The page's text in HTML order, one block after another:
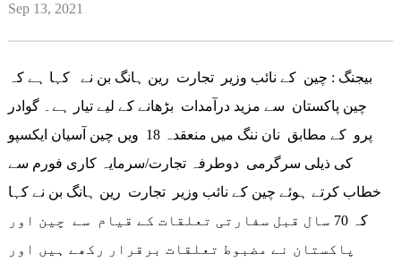
Sep 13, 2021
بیجنگ : چین کے نائب وزیر تجارت رین ہانگ بن نے کہا ہے کہ
چین پاکستان سے مزید درآمدات بڑھانے کے لیے تیار ہے۔ گوادر
پرو کے مطابق نان ننگ میں منعقدہ 18 ویں چین آسیان ایکسپو
کی ذیلی سرگرمی دوطرفہ تجارت/سرمایہ کاری فورم سے
خطاب کرتے ہوئے چین کے نائب وزیر تجارت رین ہانگ بن نے کہا
کہ 70 سال قبل سفارتی تعلقات کے قیام سے چین اور
پاکستان نے مضبوط تعلقات برقرار رکھے ہیں اور